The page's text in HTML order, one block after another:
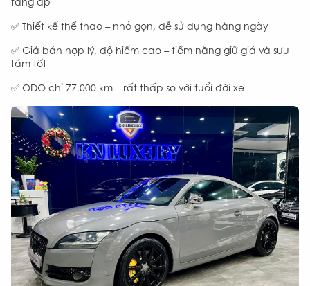
✅ Thiết kế thể thao – nhỏ gọn, dễ sử dụng hàng ngày
✅ Giá bán hợp lý, độ hiếm cao – tiềm năng giữ giá và sưu
tầm tốt
✅ ODO chỉ 77.000 km – rất thấp so với tuổi đời xe